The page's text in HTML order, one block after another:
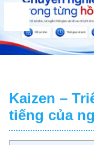
Kaizen –
tiếng của